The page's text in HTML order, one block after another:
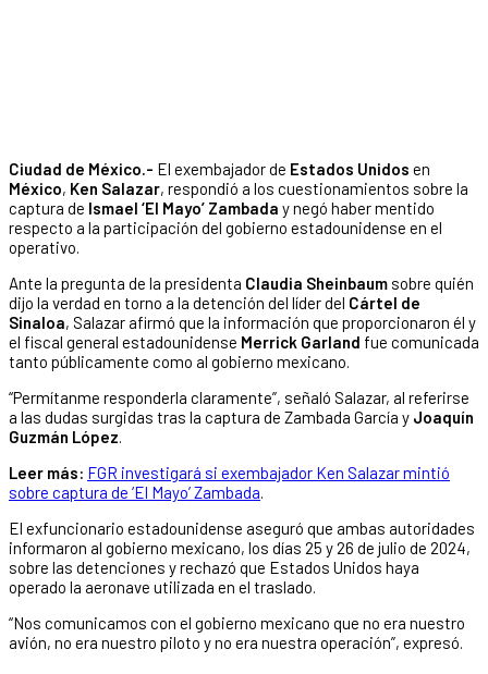
Ciudad de México.- El exembajador de Estados Unidos en
México, Ken Salazar, respondió a los cuestionamientos sobre la
captura de Ismael ‘El Mayo’ Zambada y negó haber mentido
respecto a la participación del gobierno estadounidense en el
operativo.
Ante la pregunta de la presidenta Claudia Sheinbaum sobre quién
dijo la verdad en torno a la detención del líder del Cártel de
Sinaloa, Salazar afirmó que la información que proporcionaron él y
el fiscal general estadounidense Merrick Garland fue comunicada
tanto públicamente como al gobierno mexicano.
“Permítanme responderla claramente”, señaló Salazar, al referirse
a las dudas surgidas tras la captura de Zambada García y Joaquín
Guzmán López.
Leer más: FGR investigará si exembajador Ken Salazar mintió
sobre captura de ‘El Mayo’ Zambada.
El exfuncionario estadounidense aseguró que ambas autoridades
informaron al gobierno mexicano, los días 25 y 26 de julio de 2024,
sobre las detenciones y rechazó que Estados Unidos haya
operado la aeronave utilizada en el traslado.
“Nos comunicamos con el gobierno mexicano que no era nuestro
avión, no era nuestro piloto y no era nuestra operación”, expresó.